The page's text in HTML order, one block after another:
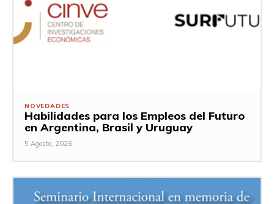
NOVEDADES
Habilidades para los Empleos del Futuro
en Argentina, Brasil y Uruguay
5 Agosto, 2026